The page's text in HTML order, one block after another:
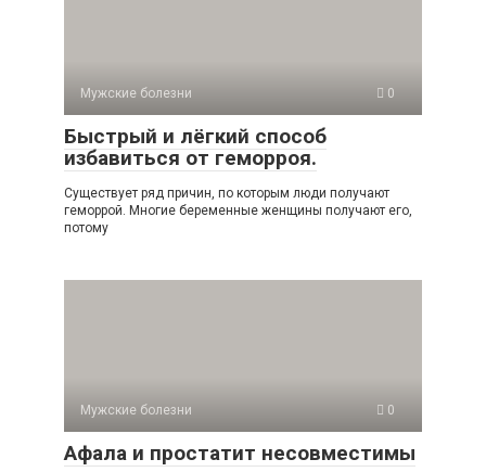
Мужские болезни 0
Быстрый и лёгкий способ
избавиться от геморроя.
Существует ряд причин, по которым люди получают
геморрой. Многие беременные женщины получают его,
потому
Мужские болезни 0
Афала и простатит несовместимы